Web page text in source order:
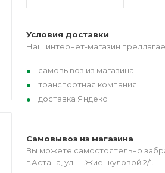
Условия доставки
Наш интернет-магазин
самовывоз из магазина;
транспортная компания;
доставка Яндекс.
Самовывоз из магазина
Вы можете самостоятельно
г.Астана, ул.Ш.Жиенкуловой 2/1.